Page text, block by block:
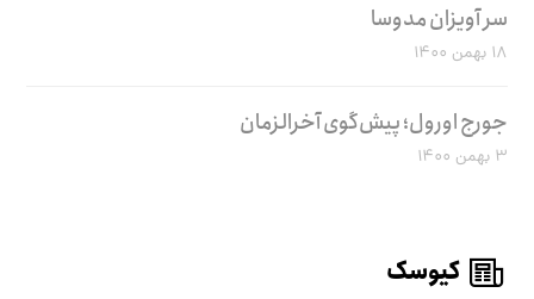
سر آویزان مدوسا
۱۸ بهمن ۱۴۰۰
جورج اورول؛ پیش‌گوی آخرالزمان
۳ بهمن ۱۴۰۰
کیوسک